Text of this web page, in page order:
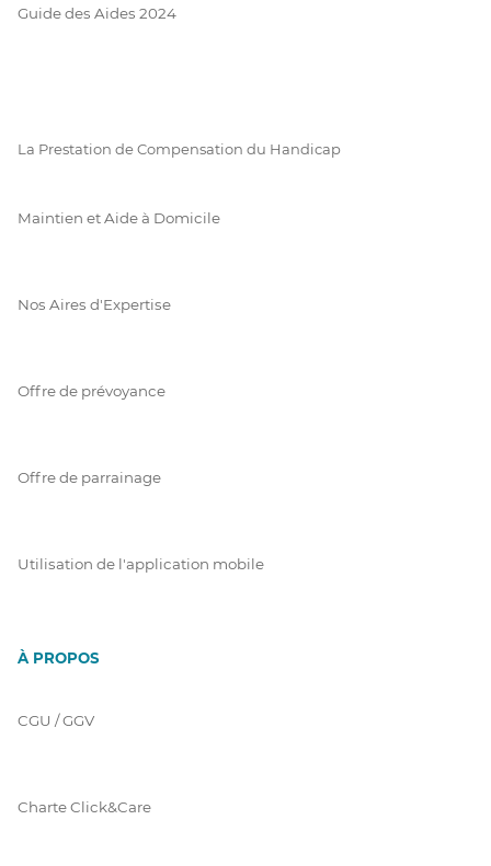
Guide des Aides 2024
La Prestation de Compensation du Handicap
Maintien et Aide à Domicile
Nos Aires d'Expertise
Offre de prévoyance
Offre de parrainage
Utilisation de l'application mobile
À PROPOS
CGU / GGV
Charte Click&Care